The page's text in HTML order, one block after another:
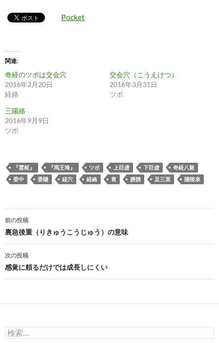
Pocket
関連
奇経のツボは交会穴
2016年2月20日
経絡
交会穴（こうえけつ）
2016年3月31日
ツボ
三陽絡
2016年9月9日
ツボ
『霊枢』 『馬王堆』 ツボ 上巨虚 下巨虚
奇経八脈
委中
委陽 経穴 経絡 胃 膀胱 足三里 陽陵泉
投
稿
ナ
ビ
ゲ
ー
ョ
前の投稿
裏急後重（りきゅうこうじゅう）の意味
次の投稿
感覚に頼るだけでは成長しにくい
検
索: